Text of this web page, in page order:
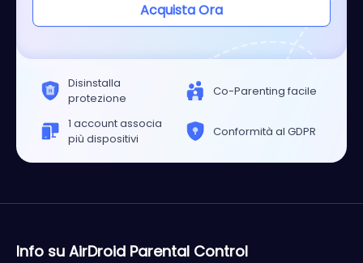
Acquista Ora
Disinstalla
protezione
Co-Parenting facile
1 account associa
più dispositivi
Conformità al GDPR
Info su AirDroid Parental Control